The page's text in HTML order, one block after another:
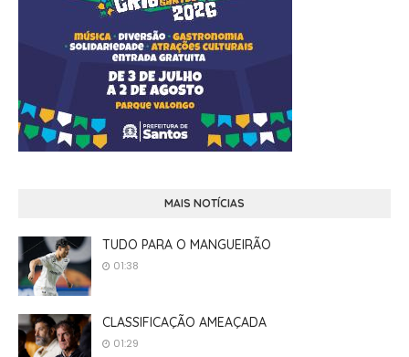
MAIS NOTÍCIAS
TUDO PARA O MANGUEIRÃO
01:38
CLASSIFICAÇÃO AMEAÇADA
01:29